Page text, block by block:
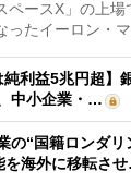
ースX」の上場
ったイーロン・
純利益5兆円超
中小企業・…
の“国籍ロンダ
海外に移転さ